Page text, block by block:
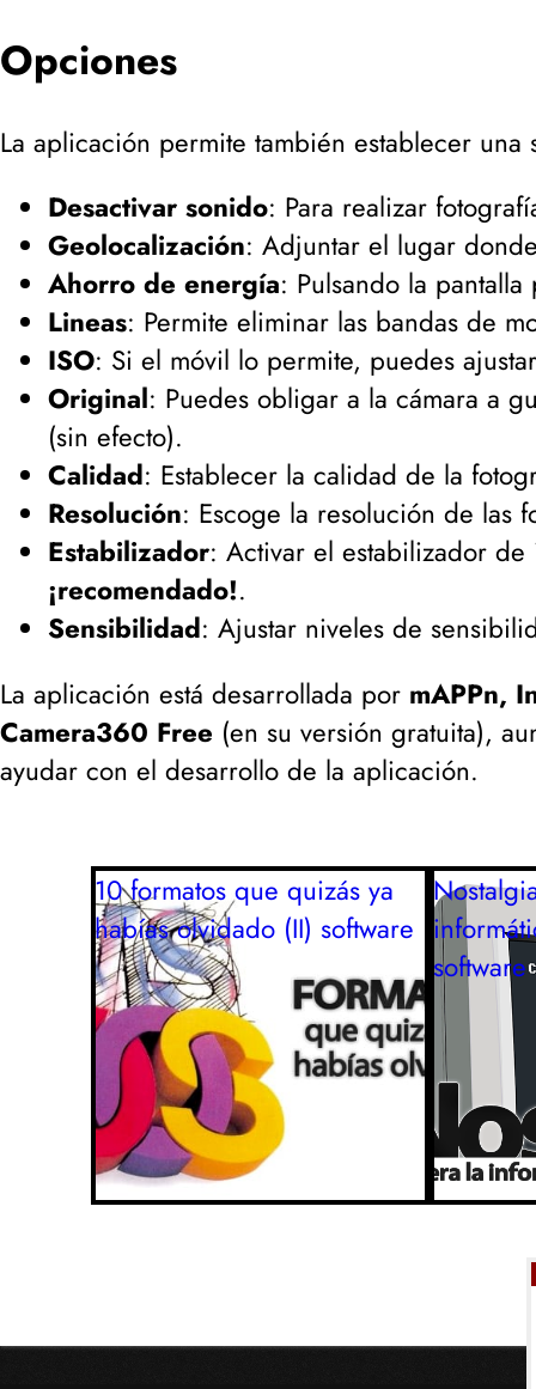
Opciones
La aplicación permite también establecer
Desactivar sonido: Para realizar
Geolocalización: Adjuntar el lugar
Ahorro de energía: Pulsando la
Lineas: Permite eliminar las bandas de
ISO: Si el móvil lo permite, puedes
Original: Puedes obligar a la cámara a
(sin efecto).
Calidad: Establecer la calidad de la
Resolución: Escoge la resolución de las
Estabilizador: Activar el estabilizador
¡recomendado!.
Sensibilidad: Ajustar niveles de
La aplicación está desarrollada por mAPPn,
Camera360 Free (en su versión gratuita),
ayudar con el desarrollo de la aplicación.
10 formatos que quizás ya
habías olvidado (II) software
software